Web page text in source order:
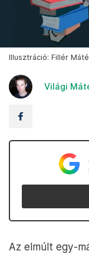
Illusztráció: Fillér
Világi
Az elmúlt egy-